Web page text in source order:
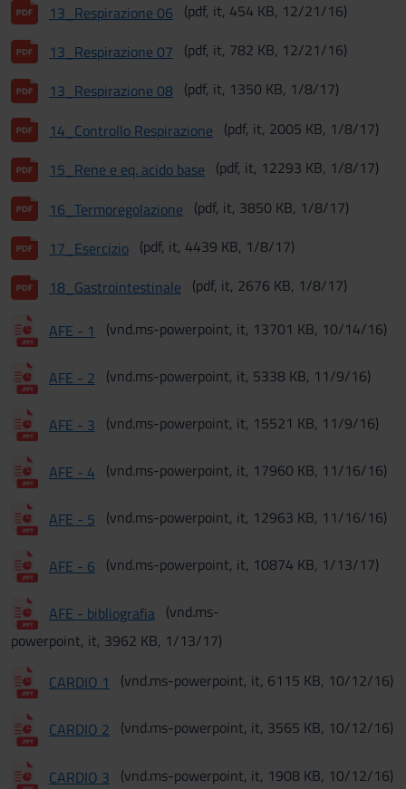
13_Respirazione 06 (pdf, it, 454 KB, 12/21/16)
13_Respirazione 07 (pdf, it, 782 KB, 12/21/16)
13_Respirazione 08 (pdf, it, 1350 KB, 1/8/17)
14_Controllo Respirazione (pdf, it, 2005 KB, 1/8/17)
15_Rene e eq. acido base (pdf, it, 12293 KB, 1/8/17)
16_Termoregolazione (pdf, it, 3850 KB, 1/8/17)
17_Esercizio (pdf, it, 4439 KB, 1/8/17)
18_Gastrointestinale (pdf, it, 2676 KB, 1/8/17)
AFE - 1 (vnd.ms-powerpoint, it, 13701 KB, 10/14/16)
AFE - 2 (vnd.ms-powerpoint, it, 5338 KB, 11/9/16)
AFE - 3 (vnd.ms-powerpoint, it, 15521 KB, 11/9/16)
AFE - 4 (vnd.ms-powerpoint, it, 17960 KB, 11/16/16)
AFE - 5 (vnd.ms-powerpoint, it, 12963 KB, 11/16/16)
AFE - 6 (vnd.ms-powerpoint, it, 10874 KB, 1/13/17)
AFE - bibliografia (vnd.ms-
powerpoint, it, 3962 KB, 1/13/17)
CARDIO 1
(vnd.ms-powerpoint, it, 6115 KB, 10/12/16)
CARDIO 2 (vnd.ms-powerpoint, it, 3565 KB, 10/12/16)
CARDIO 3 (vnd.ms-powerpoint, it, 1908 KB, 10/12/16)